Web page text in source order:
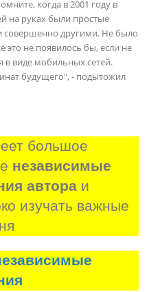
когда в 2001 году в
на руках были простые
другими. Не было
это не появилось бы, если не
в виде мобильных сетей.
будущего", - подытожил
большое
независимые
автора и
изучать важные